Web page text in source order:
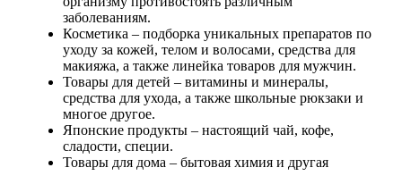
заболеваниям.
Косметика – подборка уникальных препаратов по
уходу за кожей, телом и волосами, средства для
макияжа, а также линейка товаров для мужчин.
Товары для детей – витамины и минералы,
средства для ухода, а также школьные рюкзаки и
многое другое.
Японские продукты– настоящий чай, кофе,
сладости, специи.
Товары для дома – бытовая химия и другая